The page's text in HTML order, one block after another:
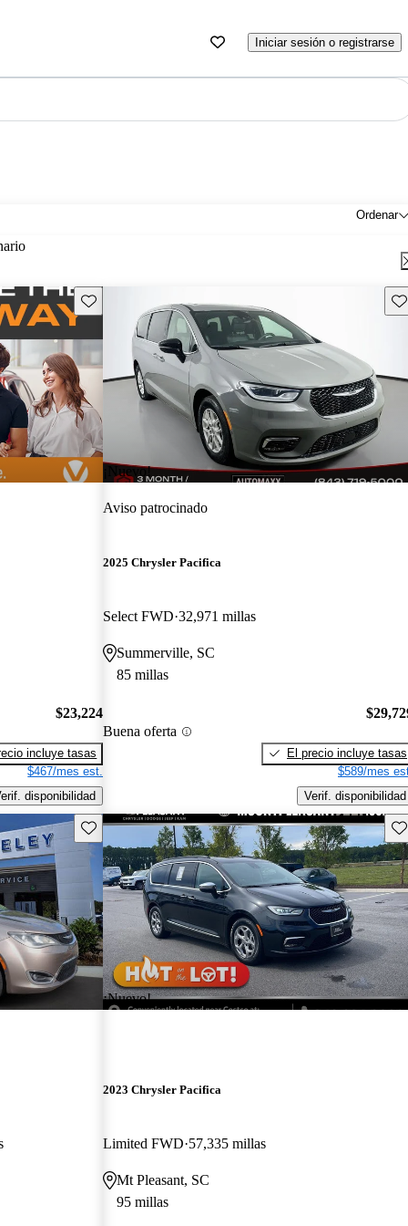
Iniciar sesión o registrarse
Ordenar
Guarda este Aviso
$23,224
incluye tasas
$467/mes est.
disponibilidad
¡Nuevo!
Aviso patrocinado
2025 Chrysler Pacifica
Select FWD 32,971 millas
Summerville, SC
85 millas
Buena oferta
El precio incluye tasas
$589/mes
Verif. disponibilidad
Guarda este Aviso
¡Nuevo!
2023 Chrysler Pacifica
Limited FWD 57,335 millas
Mt Pleasant, SC
95 millas